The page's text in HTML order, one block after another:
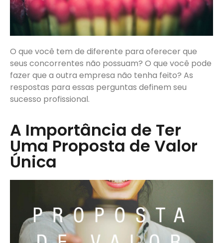
O que você tem de diferente para oferecer que
seus concorrentes não possuam? O que você pode
fazer que a outra empresa não tenha feito? As
respostas para essas perguntas definem seu
sucesso profissional.
A Importância de Ter
Uma Proposta de Valor
Única